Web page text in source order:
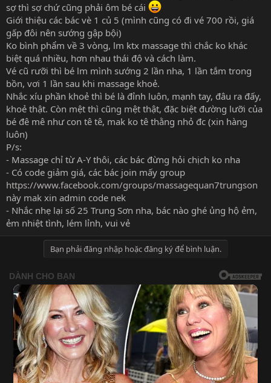
sợ thì sợ chứ cũng phải ôm bé cái
Giới thiệu các bác vè 1 củ 5 (mình cũng có đi vé 700 rồi, giá
gấp đôi nên sướng gập bội)
Ko bình phẩm về 3 vòng, lm ktx massage thì chắc ko khác
biệt quá nhiều, hơn nhau thái độ và cách làm.
Vé cũ rưỡi thì bé lm mình sướng 2 lần nha, 1 lần tắm trong
bồn, vơi 1 lần sau khi massage khoẻ.
Nhắc xíu phần khoẻ thì bé là đỉnh luôn, mạnh tay, đâu ra đấy,
khoẻ thật. Còn mệt thì cũng mệt thật, đặc biệt đường lưỡi của
bé đê mê như con tê tê, mak ko tê thằng nhỏ đc (xin hàng
luôn)
P/s:
- Massage chỉ từ A-Y thôi, các bác đừng hỏi chịch ko nha
- Có code giảm giá, các bác join mấy group
https://www.facebook.com/groups/massagequan7trungson
này mak xin admin code nek
- Nhắc nhẹ lại số 25 Trung Sơn nha, bác nào ghé ủng hộ ẻm,
ẻm nhiệt tình, lém lỉnh, vui vẻ
Bạn phải đăng nhập hoặc đăng ký để bình luận.